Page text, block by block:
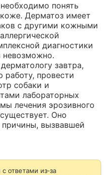
понять
Дерматоз имеет
с другими кожными
диагностики
невозможно.
завтра,
работу, провести
собаки и
лабораторных
лечения эрозивного
Оно
причины, вызвавшей
ответами из‑за